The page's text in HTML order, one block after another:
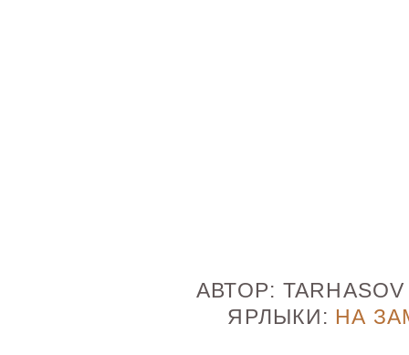
АВТОР:
ЯРЛЫКИ: НА